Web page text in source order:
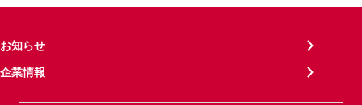
お知らせ
企業情報